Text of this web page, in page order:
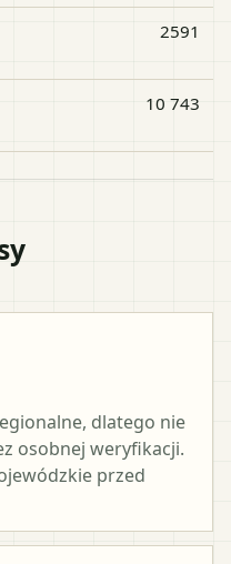
2591
10 743
dlatego nie
osobnej weryfikacji.
przed